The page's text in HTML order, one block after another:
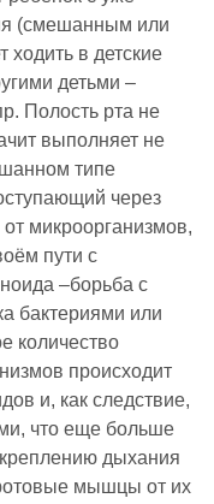
(смешанным или
в детские
детьми –
Полость рта не
выполняет не
типе
через
микроорганизмов,
пути с
–борьба с
бактериями или
количество
происходит
и, как следствие,
что еще больше
дыхания
мышцы от их